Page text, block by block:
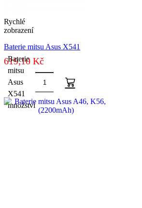
Rychlé
zobrazení
Baterie mitsu Asus X541
619,10 Kč
Baterie
mitsu
Asus
X541
množství